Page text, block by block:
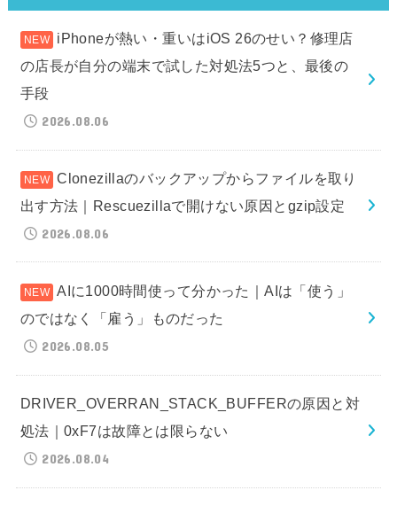
iPhoneが熱い・重いはiOS 26のせい？修理店
の店長が自分の端末で試した対処法5つと、最後の
手段
2026.08.06
Clonezillaのバックアップからファイルを取り
出す方法｜Rescuezillaで開けない原因とgzip設定
2026.08.06
AIに1000時間使って分かった｜AIは「使う」
のではなく「雇う」ものだった
2026.08.05
DRIVER_OVERRAN_STACK_BUFFERの原因と対
処法｜0xF7は故障とは限らない
2026.08.04